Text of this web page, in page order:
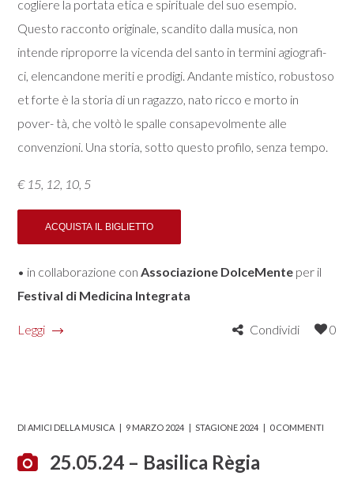
cogliere la portata etica e spirituale del suo esempio.
Questo racconto originale, scandito dalla musica, non
intende riproporre la vicenda del santo in termini agiografi-
ci, elencandone meriti e prodigi. Andante mistico, robustoso
et forte è la storia di un ragazzo, nato ricco e morto in
pover- tà, che voltò le spalle consapevolmente alle
convenzioni. Una storia, sotto questo profilo, senza tempo.
€ 15, 12, 10, 5
• in collaborazione con Associazione DolceMente per il
Festival di Medicina Integrata
Leggi Condividi 0
DIAMICI DELLA MUSICA 9 MARZO 2024 STAGIONE 2024 0 COMMENTI
25.05.24 – Basilica Règia